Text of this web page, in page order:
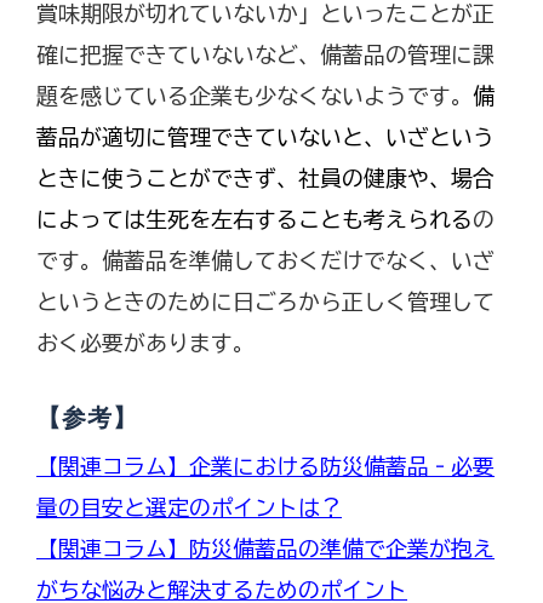
賞味期限が切れていないか」といったことが正
確に把握できていないなど、備蓄品の管理に課
題を感じている企業も少なくないようです。 備
蓄品が適切に管理できていないと、いざという
ときに使うことができず、社員の健康や、場合
によっては生死を左右することも考えられるの
です。備蓄品を準備しておくだけでなく、いざ
というときのために日ごろから正しく管理して
おく必要があります。
【参考】
【関連コラム】企業における防災備蓄品‐必要
量の目安と選定のポイントは？
【関連コラム】防災備蓄品の準備で企業が抱え
がちな悩みと解決するためのポイント